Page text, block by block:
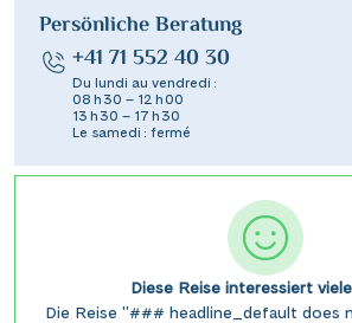
Persönliche Beratung
+41 71 552 40 30
Du lundi au vendredi :
08 h 30 – 12 h 00
13 h 30 – 17 h 30
Le samedi : fermé
Diese Reise interessiert
Die Reise "### headline_default does